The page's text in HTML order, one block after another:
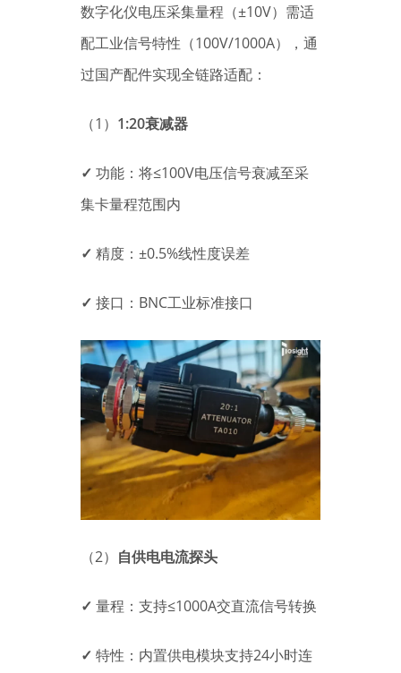
数字化仪电压采集量程（±10V）需适
配工业信号特性（100V/1000A），通
过国产配件实现全链路适配：
（1） 1:20衰减器
✓ 功能：将≤100V电压信号衰减至采
集卡量程范围内
✓ 精度：±0.5%线性度误差
✓ 接口：BNC工业标准接口
（2） 自供电电流探头
✓ 量程：支持≤1000A交直流信号转换
✓ 特性：内置供电模块支持24小时连